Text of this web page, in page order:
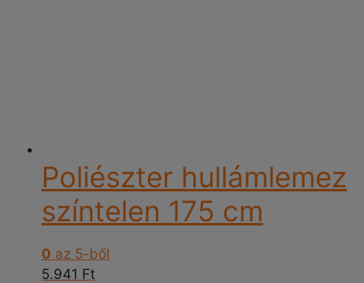
Poliészter hullámlemez
színtelen 175 cm
0 az 5-ből
5.941 Ft